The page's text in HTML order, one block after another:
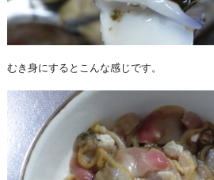
むき身にするとこんな感じです。